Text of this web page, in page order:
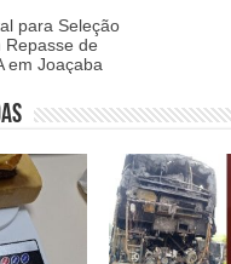
para Seleção
Repasse de
em Joaçaba